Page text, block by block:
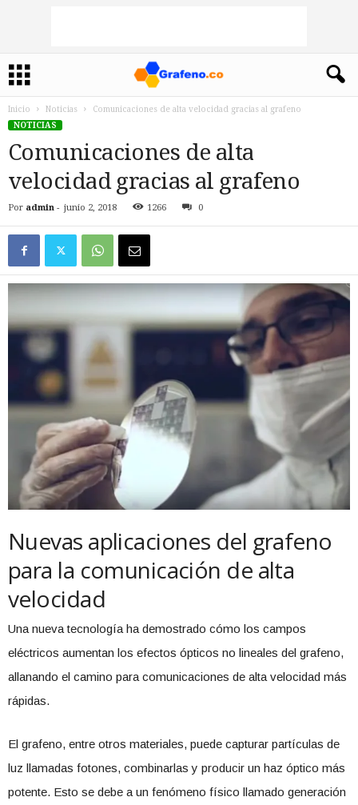
Inicio Noticias
Comunicaciones de alta velocidad gracias al grafeno
NOTICIAS
Comunicaciones de alta
velocidad gracias al grafeno
Por admin - junio 2, 2018 1266 0
Nuevas aplicaciones del grafeno
para la comunicación de alta
velocidad
Una nueva tecnología ha demostrado cómo los campos
eléctricos aumentan los efectos ópticos no lineales del grafeno,
allanando el camino para comunicaciones de alta velocidad más
rápidas.
El grafeno, entre otros materiales, puede capturar partículas de
luz llamadas fotones, combinarlas y producir un haz óptico más
potente. Esto se debe a un fenómeno físico llamado generación